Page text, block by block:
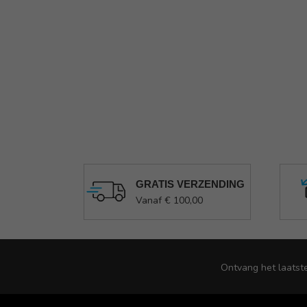
GRATIS VERZENDING
Vanaf € 100,00
Ontvang het